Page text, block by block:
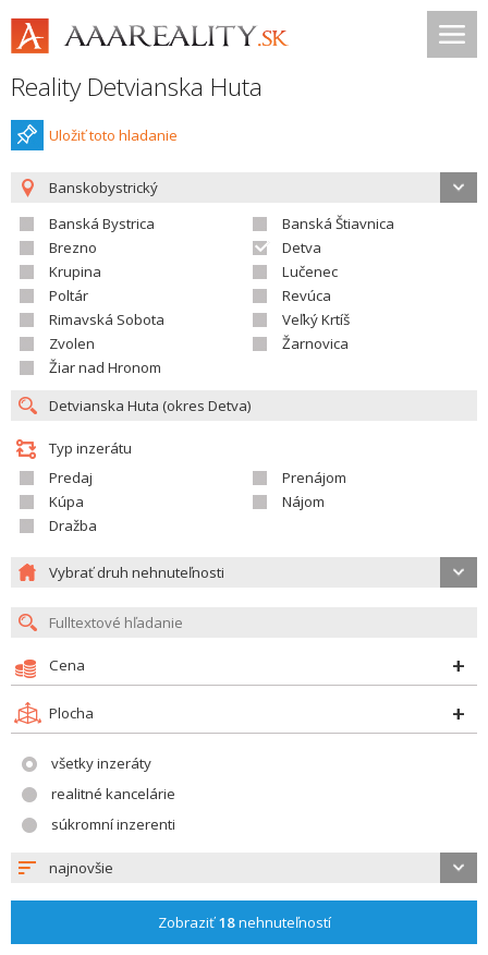
Reality Detvianska Huta
Uložiť toto hladanie
Banskobystrický
Banská Bystrica
Banská Štiavnica
Brezno
Detva
Krupina
Lučenec
Poltár
Revúca
Rimavská Sobota
Veľký Krtíš
Zvolen
Žarnovica
Žiar nad Hronom
Typ inzerátu
Predaj
Prenájom
Kúpa
Nájom
Dražba
Vybrať druh nehnuteľnosti
Cena
Plocha
všetky inzeráty
realitné kancelárie
súkromní inzerenti
najnovšie
Zobraziť18nehnuteľností